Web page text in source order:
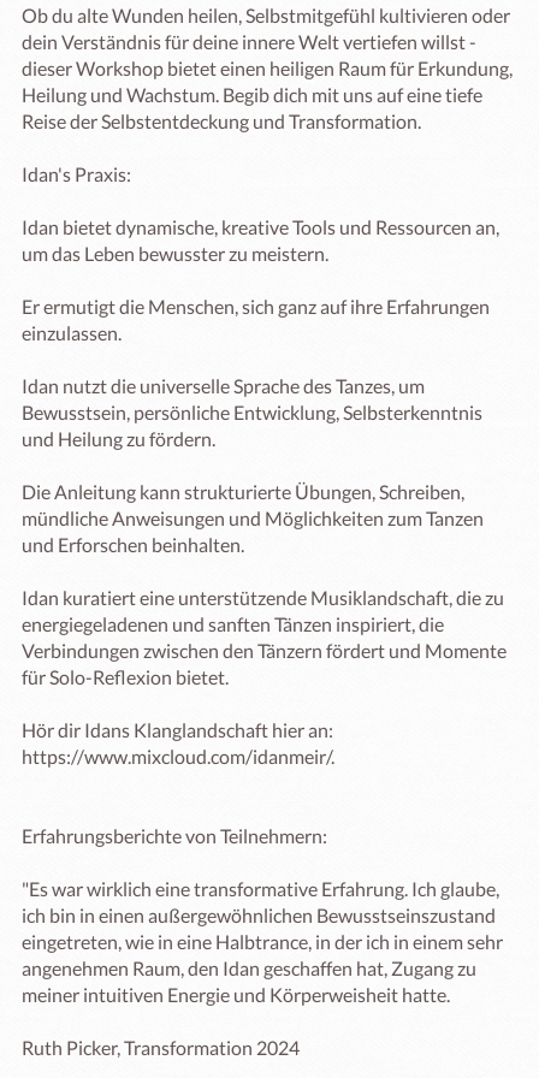
Ob du alte Wunden heilen, Selbstmitgefühl kultivieren oder
dein Verständnis für deine innere Welt vertiefen willst -
dieser Workshop bietet einen heiligen Raum für Erkundung,
Heilung und Wachstum. Begib dich mit uns auf eine tiefe
Reise der Selbstentdeckung und Transformation.
Idan's Praxis:
Idan bietet dynamische, kreative Tools und Ressourcen an,
um das Leben bewusster zu meistern.
Er ermutigt die Menschen, sich ganz auf ihre Erfahrungen
einzulassen.
Idan nutzt die universelle Sprache des Tanzes, um
Bewusstsein, persönliche Entwicklung, Selbsterkenntnis
und Heilung zu fördern.
Die Anleitung kann strukturierte Übungen, Schreiben,
mündliche Anweisungen und Möglichkeiten zum Tanzen
und Erforschen beinhalten.
Idan kuratiert eine unterstützende Musiklandschaft, die zu
energiegeladenen und sanften Tänzen inspiriert, die
Verbindungen zwischen den Tänzern fördert und Momente
für Solo-Reflexion bietet.
Hör dir Idans Klanglandschaft hier an:
https://www.mixcloud.com/idanmeir/.
Erfahrungsberichte von Teilnehmern:
"Es war wirklich eine transformative Erfahrung. Ich glaube,
ich bin in einen außergewöhnlichen Bewusstseinszustand
eingetreten, wie in eine Halbtrance, in der ich in einem sehr
angenehmen Raum, den Idan geschaffen hat, Zugang zu
meiner intuitiven Energie und Körperweisheit hatte.
Ruth Picker, Transformation 2024